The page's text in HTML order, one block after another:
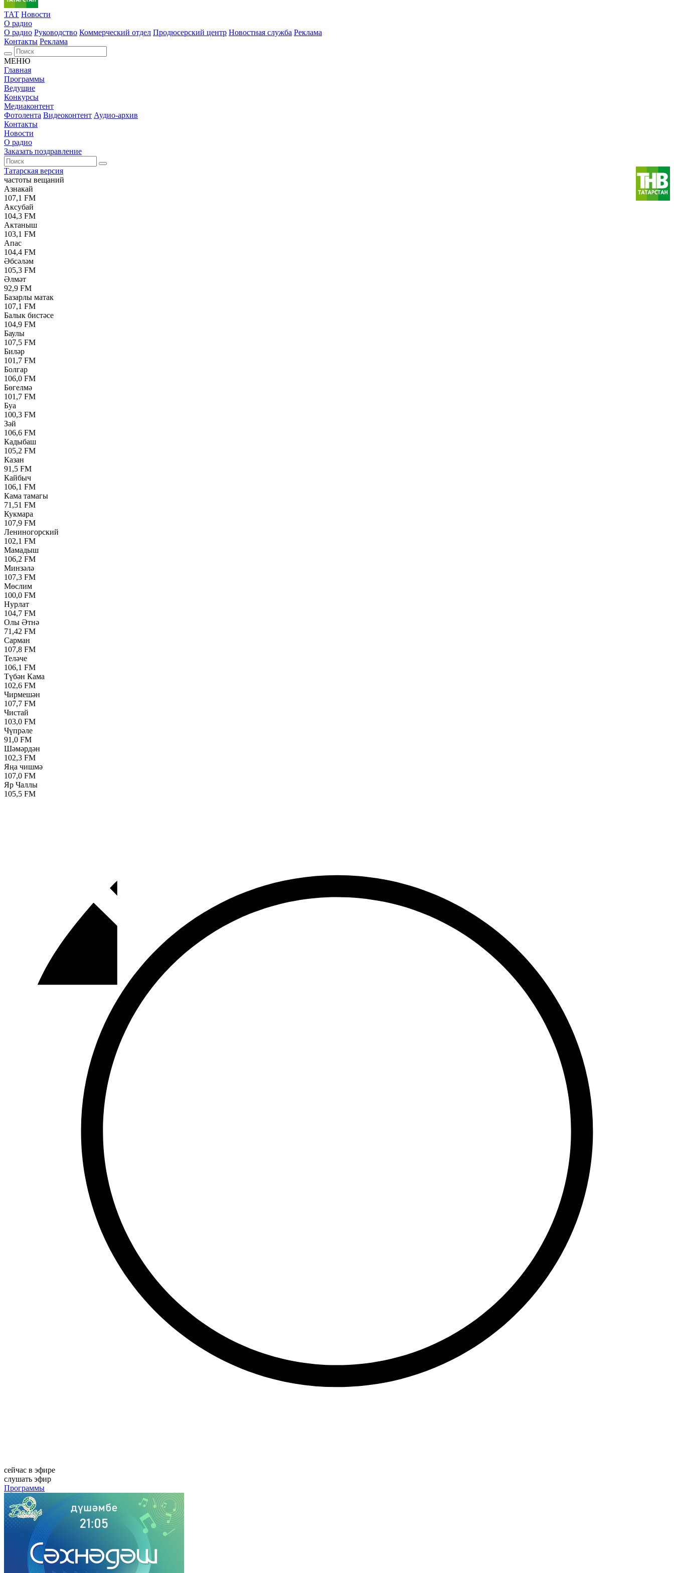
ТАТ Новости
О радио
О радио Руководство Коммерческий отдел Продюсерский центр Новостная служба Реклама
Контакты Реклама
МЕНЮ
Главная
Программы
Ведущие
Конкурсы
Медиаконтент
Фотолента Видеоконтент Аудио-архив
Контакты
Новости
О радио
Заказать поздравление
Татарская версия
частоты вещаний
Азнакай
107,1 FM
Аксубай
104,3 FM
Актаныш
103,1 FM
Апас
104,4 FM
Әбсәләм
105,3 FM
Әлмәт
92,9 FM
Базарлы матак
107,1 FM
Балык бистәсе
104,9 FM
Баулы
107,5 FM
Биләр
101,7 FM
Болгар
106,0 FM
Бөгелмә
101,7 FM
Буа
100,3 FM
Зәй
106,6 FM
Кадыбаш
105,2 FM
Казан
91,5 FM
Кайбыч
106,1 FM
Кама тамагы
71,51 FM
Кукмара
107,9 FM
Лениногорский
102,1 FM
Мамадыш
106,2 FM
Минзәлә
107,3 FM
Мөслим
100,0 FM
Нурлат
104,7 FM
Олы Әтнә
71,42 FM
Сарман
107,8 FM
Теләче
106,1 FM
Түбән Кама
102,6 FM
Чирмешән
107,7 FM
Чистай
103,0 FM
Чүпрәле
91,0 FM
Шәмәрдән
102,3 FM
Яңа чишмә
107,0 FM
Яр Чаллы
105,5 FM
сейчас в эфире
слушать эфир
Программы